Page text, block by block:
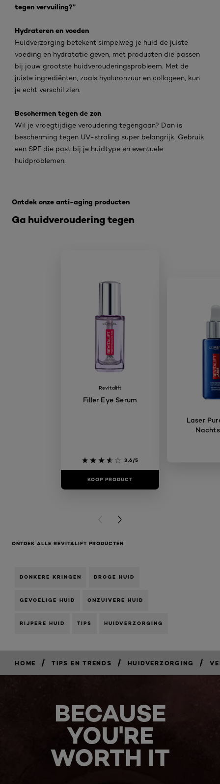
tegen vervuiling?”
Hydrateren en voeden
Huidverzorging betekent simpelweg je huid de juiste
voeding en hydratatie geven, met producten die passen
bij jouw grootste huidverouderingsprobleem. Met de
juiste ingrediënten, zoals hyaluronzuur en collageen, kun
je echt verschil zien.
Beschermen tegen de zon
Wil je vroegtijdige veroudering tegengaan? Dan is
bescherming tegen UV-straling super belangrijk. Gebruik
een SPF die past bij je huidtype en eventuele
huidproblemen.
Ga huidveroudering tegen
Ontdek onze anti-aging producten
Revitalift
Filler Eye Serum
3.6/5
KOOP PRODUCT
Laser
PREVIOUS CARD
NEXT CARD
ONTDEK ALLE REVITALIFT PRODUCTEN
DONKERE KRINGEN DROGE HUID
GEVOELIGE HUID ONZUIVERE HUID
RIJPERE HUID TIPS HUIDVERZORGING
HOME / TIPS EN TRENDS / HUIDVERZORGING /
BECAUSE
YOU'RE
WORTH IT